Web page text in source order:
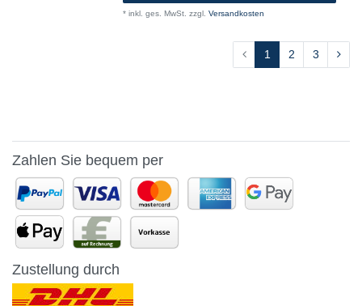
* inkl. ges. MwSt. zzgl. Versandkosten
1 2 3
Zahlen Sie bequem per
Zustellung durch